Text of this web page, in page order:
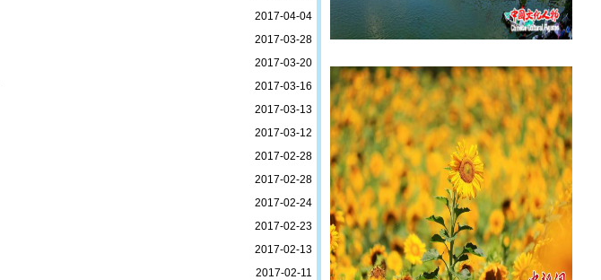
2017-04-04
2017-03-28
2017-03-20
2017-03-16
2017-03-13
2017-03-12
2017-02-28
2017-02-28
2017-02-24
2017-02-23
2017-02-13
2017-02-11